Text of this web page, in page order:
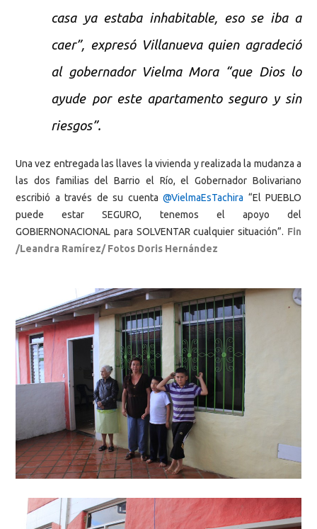
casa ya estaba inhabitable, eso se iba a
caer”, expresó Villanueva quien agradeció
al gobernador Vielma Mora “que Dios lo
ayude por este apartamento seguro y sin
riesgos”.
Una vez entregada las llaves la vivienda y realizada la mudanza a
las dos familias del Barrio el Río, el Gobernador Bolivariano
escribió a través de su cuenta @VielmaEsTachira “El PUEBLO
puede estar SEGURO, tenemos el apoyo del
GOBIERNONACIONAL para SOLVENTAR cualquier situación”. Fin
/Leandra Ramírez/ Fotos Doris Hernández